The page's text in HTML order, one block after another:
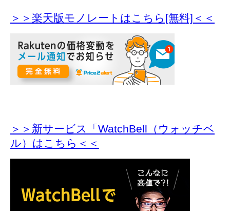
＞＞楽天版モノレートはこちら[無料]＜＜
＞＞新サービス「WatchBell（ウォッチベ
ル）はこちら＜＜